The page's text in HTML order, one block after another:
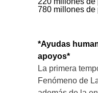
780 millones de
*Ayudas
apoyos*
La primera
Fenómeno de